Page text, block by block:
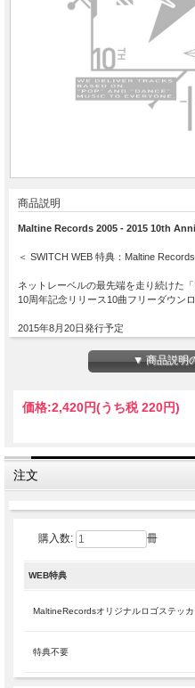
商品説明
Maltine Records 2005 - 2015 10th
＜ SWITCH WEB 特典：Maltine
ネットレーベルの最先端を走り続けた
10周年記念リリース10曲フリーダウン
2015年8月20日発行予定
▼ 商品説明
価格:2,420円(うち税 220円)
注文
購入数: 冊
WEB特典
MaltineRecordsオリジナルロゴステッカ
特典不要